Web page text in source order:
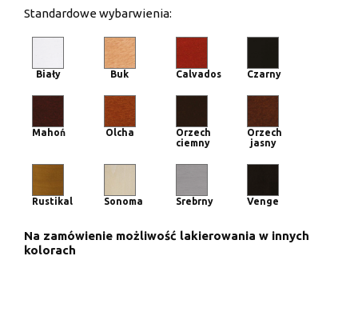
Standardowe wybarwienia:
Biały Buk Calvados Czarny
Mahoń Olcha
Orzech
ciemny
Orzech
jasny
Rustikal Sonoma Srebrny Venge
Na zamówienie możliwość lakierowania w innych
kolorach